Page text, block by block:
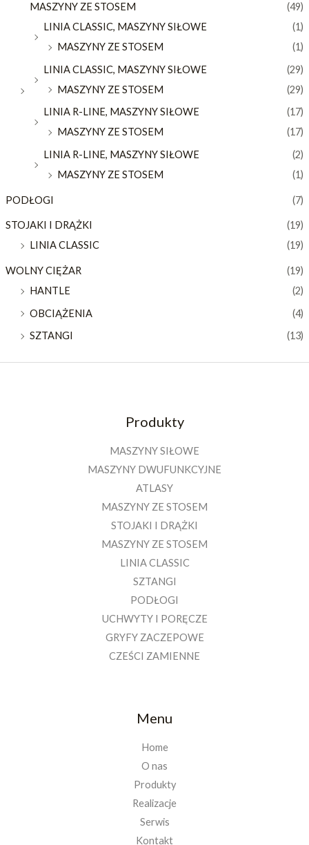
MASZYNY ZE STOSEM
(49)
LINIA CLASSIC, MASZYNY SIŁOWE
(1)
MASZYNY ZE STOSEM
(1)
LINIA CLASSIC, MASZYNY SIŁOWE
(29)
MASZYNY ZE STOSEM
(29)
LINIA R-LINE, MASZYNY SIŁOWE
(17)
MASZYNY ZE STOSEM
(17)
LINIA R-LINE, MASZYNY SIŁOWE
(2)
MASZYNY ZE STOSEM
(1)
PODŁOGI (7)
STOJAKI I DRĄŻKI
(19)
LINIA CLASSIC
(19)
WOLNY CIĘŻAR
(19)
HANTLE
(2)
OBCIĄŻENIA
(4)
SZTANGI
(13)
Produkty
MASZYNY SIŁOWE
MASZYNY DWUFUNKCYJNE
ATLASY
MASZYNY ZE STOSEM
STOJAKI I DRĄŻKI
MASZYNY ZE STOSEM
LINIA CLASSIC
SZTANGI
PODŁOGI
UCHWYTY I PORĘCZE
GRYFY ZACZEPOWE
CZEŚCI ZAMIENNE
Menu
Home
O nas
Produkty
Realizacje
Serwis
Kontakt